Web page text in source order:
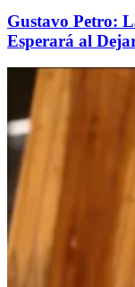
Gustavo Petro:
Esperará al